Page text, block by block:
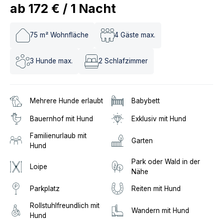
ab 172 € / 1 Nacht
75 m² Wohnfläche 4 Gäste max.
3 Hunde max. 2 Schlafzimmer
Mehrere Hunde erlaubt Babybett
Bauernhof mit Hund Exklusiv mit Hund
Familienurlaub mit
Hund
Garten
Loipe
Park oder Wald in der
Nähe
Parkplatz Reiten mit Hund
Rollstuhlfreundlich mit
Hund
Wandern mit Hund